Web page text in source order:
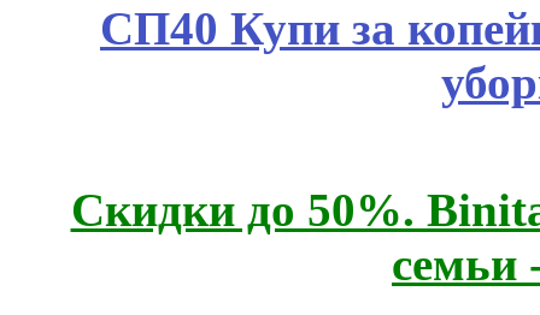
СП40 Купи за
Скидки до 50%.
семьи